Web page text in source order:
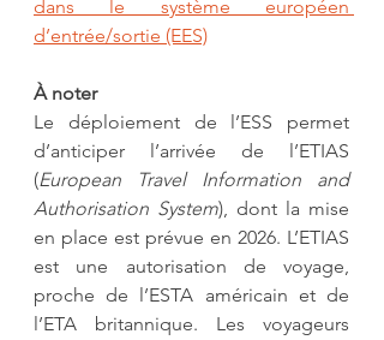
dans le système européen
d’entrée/sortie (EES)
À noter
Le déploiement de l’ESS permet
d’anticiper l’arrivée de l’ETIAS
(European Travel Information and
Authorisation System), dont la mise
en place est prévue en 2026. L’ETIAS
est une autorisation de voyage,
proche de l’ESTA américain et de
l’ETA britannique. Les voyageurs